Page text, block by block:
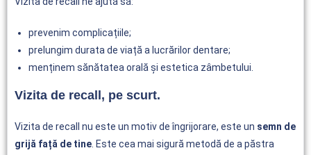
prevenim complicațiile;
prelungim durata de viață a lucrărilor dentare;
menținem sănătatea orală și estetica zâmbetului.
Vizita de recall, pe scurt.
Vizita de recall nu este un motiv de îngrijorare, este un semn de
grijă față de tine . Este cea mai sigură metodă de a păstra